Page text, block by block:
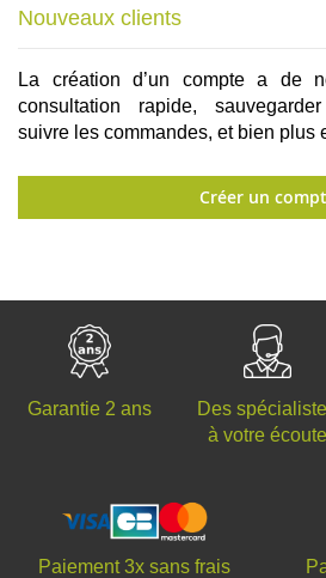
Nouveaux clients
La création d’un compte a de
consultation rapide,
suivre les commandes, et bien plus
Créer un
Garantie 2 ans
Des
à votre écoute
Paiement 3x sans frais